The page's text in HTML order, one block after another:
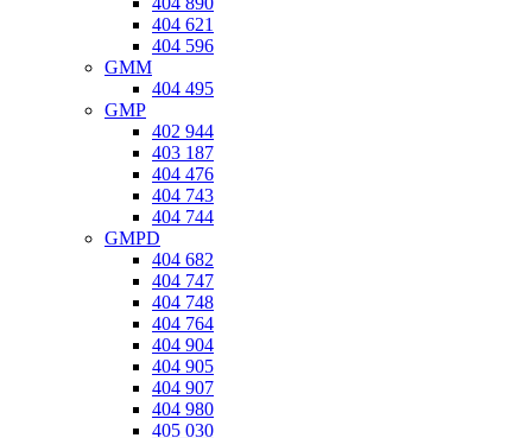
404 621
404 596
GMM
404 495
GMP
402 944
403 187
404 476
404 743
404 744
GMPD
404 682
404 747
404 748
404 764
404 904
404 905
404 907
404 980
405 030